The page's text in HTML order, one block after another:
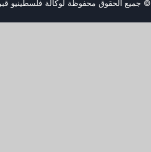
© جميع الحقوق محفوظة لوكالة فلسطينيو